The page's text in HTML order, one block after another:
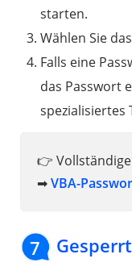
starten.
Wählen Sie
Falls eine
das Passwort
spezialisiertes
👉
➡VBA-
7